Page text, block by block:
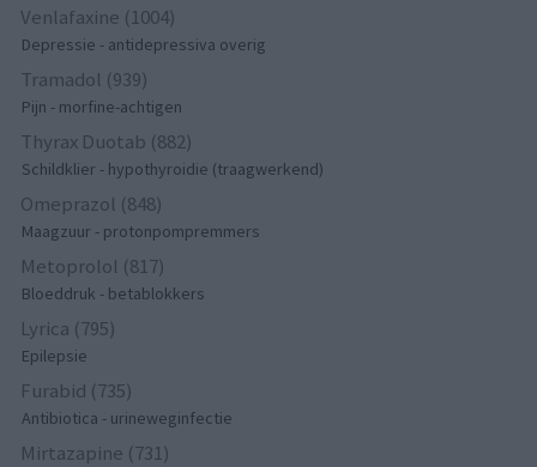
Venlafaxine (1004)
Depressie - antidepressiva overig
Tramadol (939)
Pijn - morfine-achtigen
Thyrax Duotab (882)
Schildklier - hypothyroidie (traagwerkend)
Omeprazol (848)
Maagzuur - protonpompremmers
Metoprolol (817)
Bloeddruk - betablokkers
Lyrica (795)
Epilepsie
Furabid (735)
Antibiotica - urineweginfectie
Mirtazapine (731)